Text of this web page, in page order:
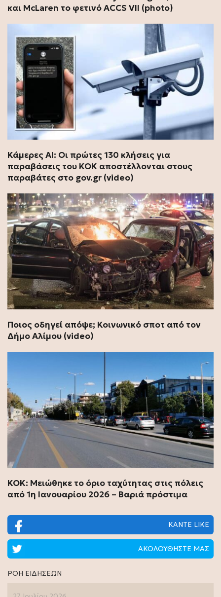
και McLaren το φετινό ACCS VII (photo)
Κάμερες ΑΙ: Οι πρώτες 130 κλήσεις για
παραβάσεις του ΚΟΚ αποστέλλονται στους
παραβάτες στο gov.gr (video)
Ποιος οδηγεί απόψε; Κοινωνικό σποτ από τον
Δήμο Αλίμου (video)
ΚΟΚ: Μειώθηκε το όριο ταχύτητας στις πόλεις
από 1η Ιανουαρίου 2026 – Βαριά πρόστιμα
ΚΑΝΤΕ LIKE
ΑΚΟΛΟΥΘΗΣΤΕ ΜΑΣ
ΡΟΗ ΕΙΔΗΣΕΩΝ